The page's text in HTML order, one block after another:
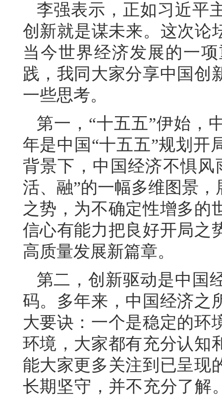
李强表示，正如习近平
创新就是谋未来。这次论
当今世界经济发展的一
践，我同大家分享中国创
一些思考。
第一，“十五五”伊始，
年是中国“十五五”规划开
背景下，中国经济不惧
活、融”的一幅多维图景
之势，为不确定性增多的
信心有能力把良好开局之
高质量发展新篇章。
第二，创新驱动是中国
码。多年来，中国经济之
大要诀：一个是稳定的环
环境，大家都有充分认知
能大家更多关注到已呈现
长期坚守，并不充分了解